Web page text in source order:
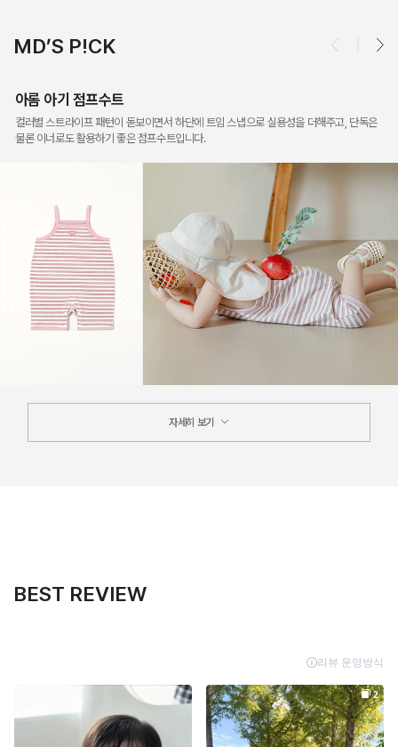
MD’S P!CK
아롬 아기 점프수트
컬러별 스트라이프 패턴이 돋보이면서 하단에 트임 스냅으로 실용성을 더해주고, 단독은
물론 이너로도 활용하기 좋은 점프수트입니다.
자세히 보기
BEST REVIEW